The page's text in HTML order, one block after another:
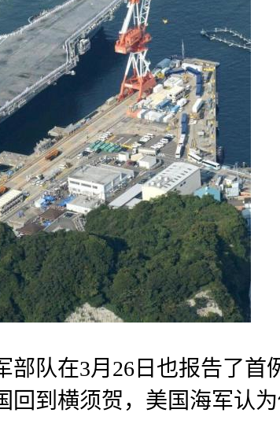
队在3月26日也报告了
回到横须贺，美国海军认